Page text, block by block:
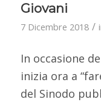
Giovani
7 Dicembre 2018 /
In occasione
inizia ora a
del Sinodo